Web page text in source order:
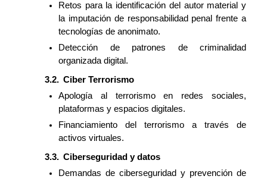
Retos para la identificación del autor material y
la imputación de responsabilidad penal frente a
tecnologías de anonimato.
Detección de patrones de criminalidad
organizada digital.
Ciber Terrorismo
Apología al terrorismo en redes sociales,
plataformas y espacios digitales.
Financiamiento del terrorismo a través de
activos virtuales.
Ciberseguridad y datos
Demandas de ciberseguridad y prevención de